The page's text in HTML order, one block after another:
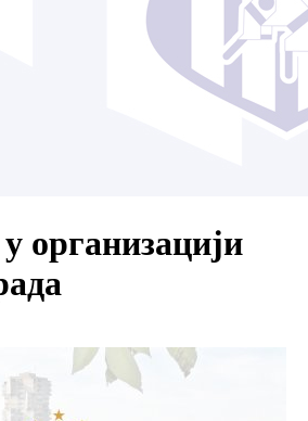
организацији